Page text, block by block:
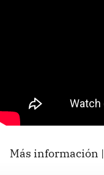
Más información |